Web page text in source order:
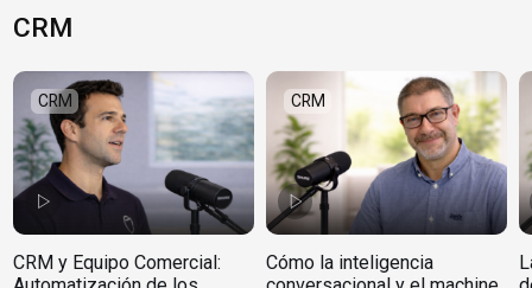
CRM
CRM
CRM y Equipo Comercial:
CRM
Cómo la inteligencia